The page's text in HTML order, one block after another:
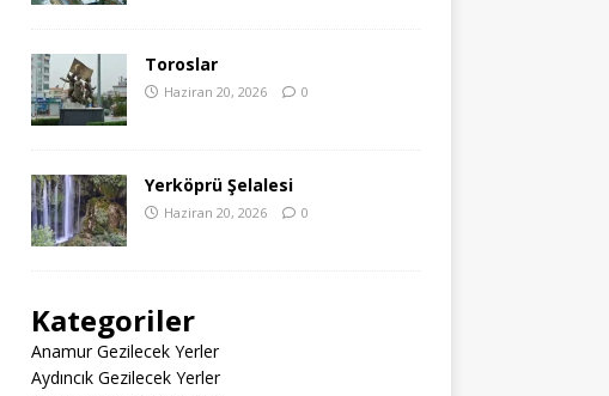
Toroslar
Haziran 20, 2026 0
Yerköprü Şelalesi
Haziran 20, 2026 0
Kategoriler
Anamur Gezilecek Yerler
Aydıncık Gezilecek Yerler